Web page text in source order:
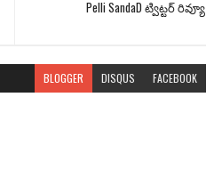
Pelli SandaD ట్విట్టర్ రివ్యూ
BLOGGER DISQUS FACEBOOK